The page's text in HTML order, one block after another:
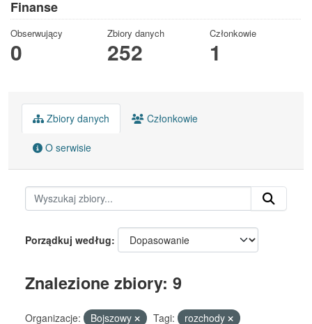
Finanse
Obserwujący
0
Zbiory danych
252
Członkowie
1
Zbiory danych Członkowie
O serwisie
Porządkuj według
Znalezione zbiory: 9
Organizacje: Bojszowy Tagi:
rozchody